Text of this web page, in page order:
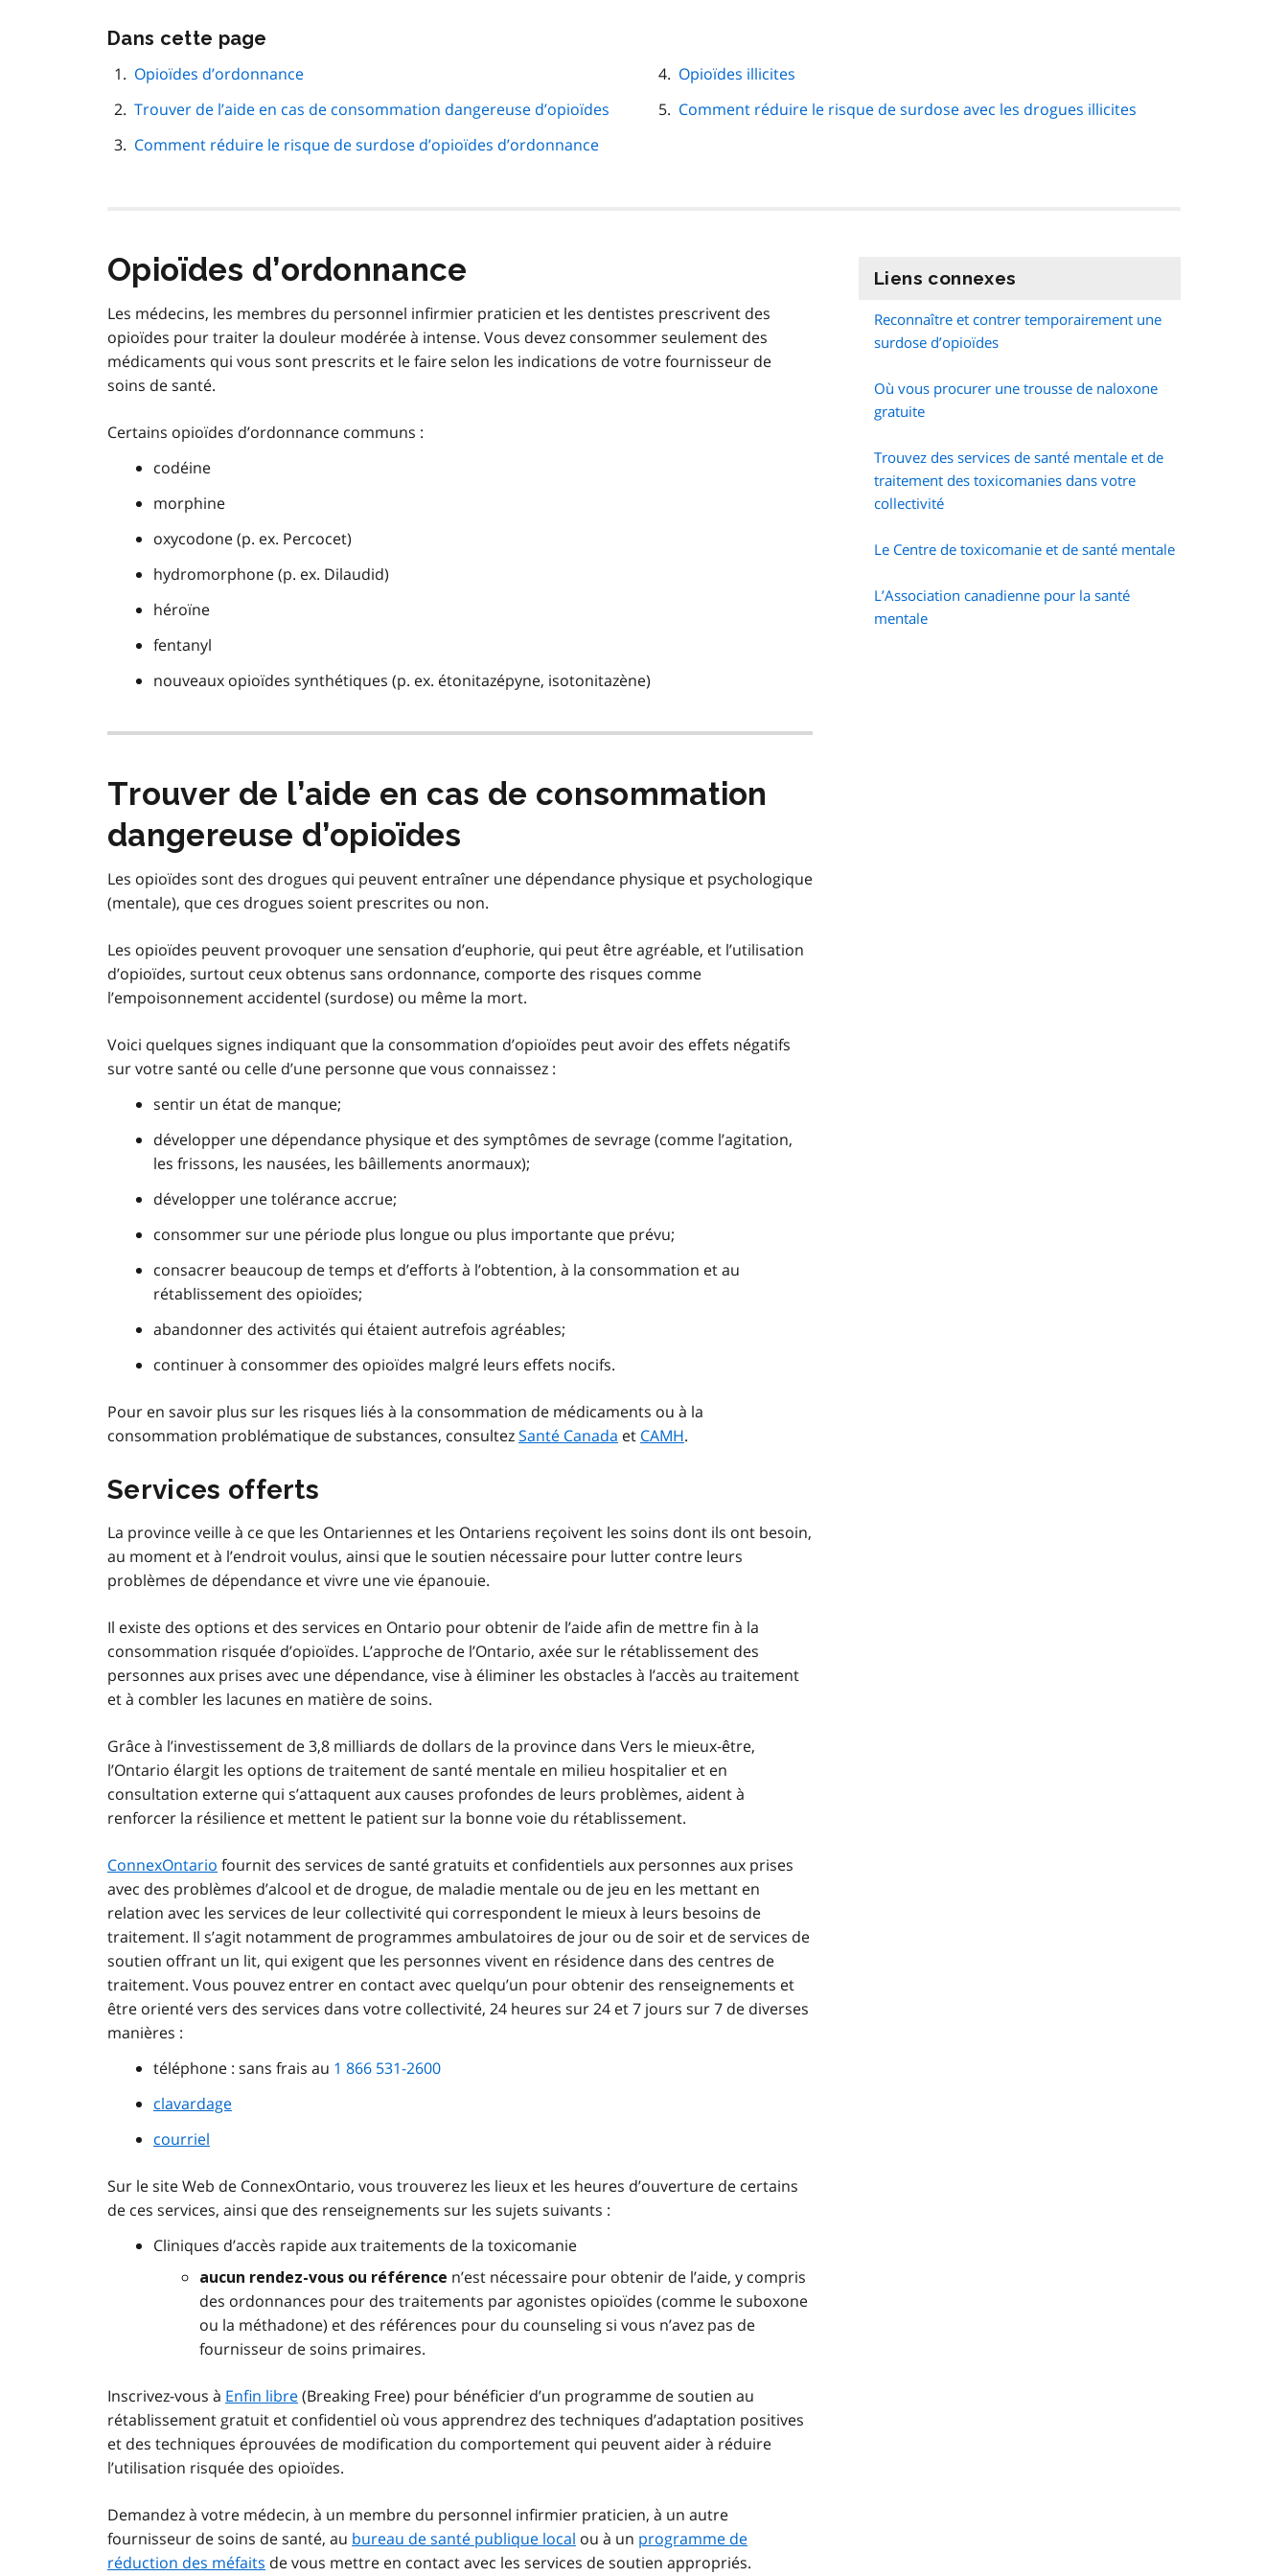
Dans cette page
navigation
page
Opioïdes d’ordonnance
Trouver de l’aide en cas de consommation dangereuse d’opioïdes
Comment réduire le risque de surdose d’opioïdes d’ordonnance
Opioïdes illicites
Comment réduire le risque de surdose avec les drogues illicites
Opioïdes d’ordonnance
Les médecins, les membres du personnel infirmier praticien et les dentistes prescrivent des
opioïdes pour traiter la douleur modérée à intense. Vous devez consommer seulement des
médicaments qui vous sont prescrits et le faire selon les indications de votre fournisseur de
soins de santé.
Certains opioïdes d’ordonnance communs :
codéine
morphine
oxycodone (p. ex. Percocet)
hydromorphone (p. ex. Dilaudid)
héroïne
fentanyl
nouveaux opioïdes synthétiques (p. ex. étonitazépyne, isotonitazène)
Trouver de l’aide en cas de consommation
dangereuse d’opioïdes
Les opioïdes sont des drogues qui peuvent entraîner une dépendance physique et psychologique
(mentale), que ces drogues soient prescrites ou non.
Les opioïdes peuvent provoquer une sensation d’euphorie, qui peut être agréable, et l’utilisation
d’opioïdes, surtout ceux obtenus sans ordonnance, comporte des risques comme
l’empoisonnement accidentel (surdose) ou même la mort.
Voici quelques signes indiquant que la consommation d’opioïdes peut avoir des effets négatifs
sur votre santé ou celle d’une personne que vous connaissez :
sentir un état de manque;
développer une dépendance physique et des symptômes de sevrage (comme l’agitation,
les frissons, les nausées, les bâillements anormaux);
développer une tolérance accrue;
consommer sur une période plus longue ou plus importante que prévu;
consacrer beaucoup de temps et d’efforts à l’obtention, à la consommation et au
rétablissement des opioïdes;
abandonner des activités qui étaient autrefois agréables;
continuer à consommer des opioïdes malgré leurs effets nocifs.
Pour en savoir plus sur les risques liés à la consommation de médicaments ou à la
consommation problématique de substances, consultezSanté Canada et CAMH.
Services offerts
La province veille à ce que les Ontariennes et les Ontariens reçoivent les soins dont ils ont besoin,
au moment et à l’endroit voulus, ainsi que le soutien nécessaire pour lutter contre leurs
problèmes de dépendance et vivre une vie épanouie.
Il existe des options et des services en Ontario pour obtenir de l’aide afin de mettre fin à la
consommation risquée d’opioïdes. L’approche de l’Ontario, axée sur le rétablissement des
personnes aux prises avec une dépendance, vise à éliminer les obstacles à l’accès au traitement
et à combler les lacunes en matière de soins.
Grâce à l’investissement de 3,8 milliards de dollars de la province dans Vers le mieux‑être,
l’Ontario élargit les options de traitement de santé mentale en milieu hospitalier et en
consultation externe qui s’attaquent aux causes profondes de leurs problèmes, aident à
renforcer la résilience et mettent le patient sur la bonne voie du rétablissement.
ConnexOntario fournit des services de santé gratuits et confidentiels aux personnes aux prises
avec des problèmes d’alcool et de drogue, de maladie mentale ou de jeu en les mettant en
relation avec les services de leur collectivité qui correspondent le mieux à leurs besoins de
traitement. Il s’agit notamment de programmes ambulatoires de jour ou de soir et de services de
soutien offrant un lit, qui exigent que les personnes vivent en résidence dans des centres de
traitement. Vous pouvez entrer en contact avec quelqu’un pour obtenir des renseignements et
être orienté vers des services dans votre collectivité, 24 heures sur 24 et 7 jours sur 7 de diverses
manières :
téléphone : sans frais au 1 866 531-2600
clavardage
courriel
Sur le site Web de ConnexOntario, vous trouverez les lieux et les heures d’ouverture de certains
de ces services, ainsi que des renseignements sur les sujets suivants :
Cliniques d’accès rapide aux traitements de la toxicomanie
aucun rendez-vous ou référence n’est nécessaire pour obtenir de l’aide, y compris
des ordonnances pour des traitements par agonistes opioïdes (comme le suboxone
ou la méthadone) et des références pour du counseling si vous n’avez pas de
fournisseur de soins primaires.
Inscrivez-vous à Enfin libre(Breaking Free) pour bénéficier d’un programme de soutien au
rétablissement gratuit et confidentiel où vous apprendrez des techniques d’adaptation positives
et des techniques éprouvées de modification du comportement qui peuvent aider à réduire
l’utilisation risquée des opioïdes.
Demandez à votre médecin, à un membre du personnel infirmier praticien, à un autre
fournisseur de soins de santé, au bureau de santé publique local ou à un programme de
réduction des méfaits de vous mettre en contact avec les services de soutien appropriés.
Liens connexes
Reconnaître et contrer temporairement une
surdose d’opioïdes
Où vous procurer une trousse de naloxone
gratuite
Trouvez des services de santé mentale et de
traitement des toxicomanies dans votre
collectivité
Le Centre de toxicomanie et de santé mentale
L’Association canadienne pour la santé
mentale